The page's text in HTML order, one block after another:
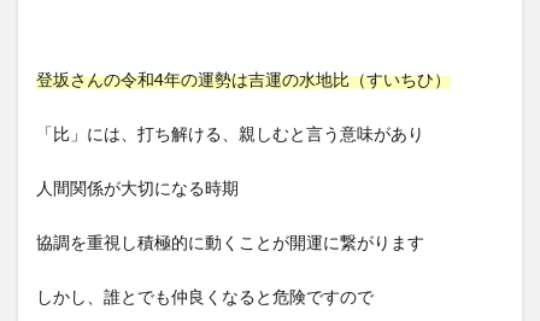
登坂さんの令和4年の運勢は吉運の水地比（すいちひ）
「比」には、打ち解ける、親しむと言う意味があり
人間関係が大切になる時期
協調を重視し積極的に動くことが開運に繋がります
しかし、誰とでも仲良くなると危険ですので